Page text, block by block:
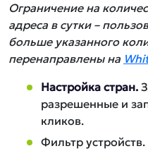
Ограничение на
адреса в сутки –
больше указанного
перенаправлены на
Настройка стран.
разрешенные и
кликов.
Фильтр